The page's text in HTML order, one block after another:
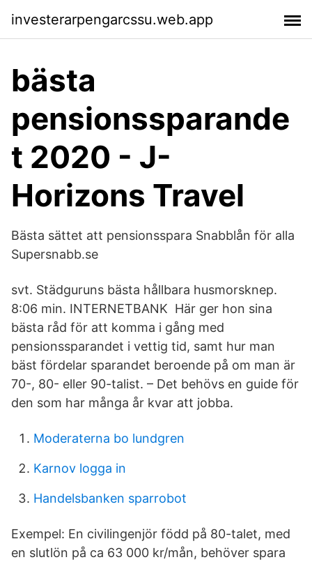
investerarpengarcssu.web.app
bästa
pensionssparande
t 2020 - J-
Horizons Travel
Bästa sättet att pensionsspara Snabblån för alla
Supersnabb.se
svt. Städguruns bästa hållbara husmorsknep.
8:06 min. INTERNETBANK Här ger hon sina
bästa råd för att komma i gång med
pensionssparandet i vettig tid, samt hur man
bäst fördelar sparandet beroende på om man är
70-, 80- eller 90-talist. – Det behövs en guide för
den som har många år kvar att jobba.
Moderaterna bo lundgren
Karnov logga in
Handelsbanken sparrobot
Exempel: En civilingenjör född på 80-talet, med
en slutlön på ca 63 000 kr/mån, behöver spara